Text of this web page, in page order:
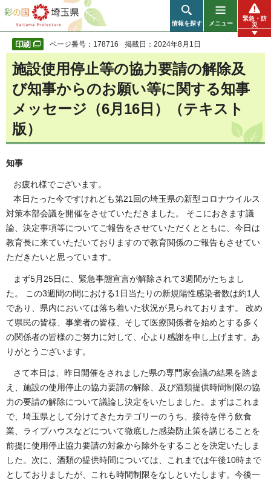
彩の国 埼玉県
情報を探す メニュー
緊急・防
災
ページ番号：178716 掲載日：2024年8月1日
施設使用停止等の協力要請の解除及
び知事からのお願い等に関する知事
メッセージ（6月16日）（テキスト
版）
知事
お疲れ様でございます。
本日たった今ですけれども第21回の埼玉県の新型コロナウイルス
対策本部会議を開催をさせていただきました。 そこにおきます議
論、決定事項等についてご報告をさせていただくとともに、今日は
教育長に来ていただいておりますので教育関係のご報告もさせてい
ただきたいと思っています。
まず5月25日に、緊急事態宣言が解除されて3週間がたちまし
た。 この3週間の間における1日当たりの新規陽性感染者数は約1人
であり、県内においては落ち着いた状況が見られております。 改め
て県民の皆様、事業者の皆様、そして医療関係者を始めとする多く
の関係者の皆様のご努力に対して、心より感謝を申し上げます。あ
りがとうございます。
さて本日は、昨日開催をされました県の専門家会議の結果を踏ま
え、施設の使用停止の協力要請の解除、及び酒類提供時間制限の協
力の要請の解除について議論し決定をいたしました。まずはこれま
で、埼玉県として分けてきたカテゴリーのうち、接待を伴う飲食
業、ライブハウスなどについて徹底した感染防止策を講じることを
前提に使用停止協力要請の対象から除外をすることを決定いたしま
した。次に、酒類の提供時間については、これまでは午後10時まで
としておりましたが、これも時間制限をなしといたします。今後一